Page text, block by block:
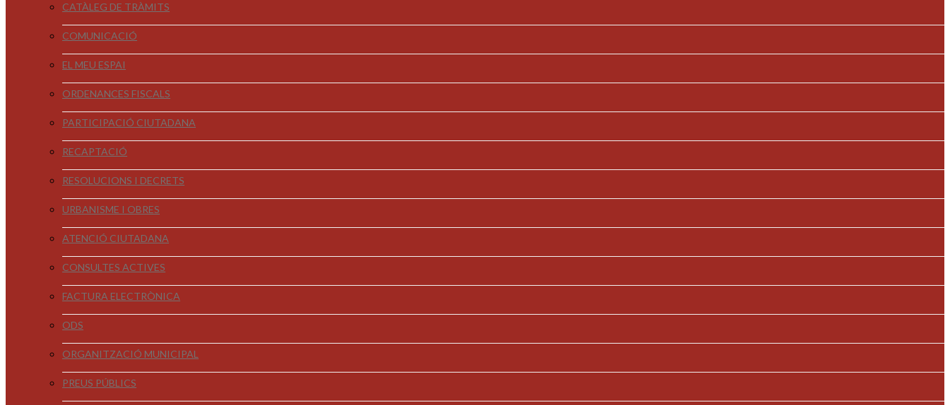
CATÀLEG DE TRÀMITS
COMUNICACIÓ
EL MEU ESPAI
ORDENANCES FISCALS
PARTICIPACIÓ CIUTADANA
RECAPTACIÓ
RESOLUCIONS I DECRETS
URBANISME I OBRES
ATENCIÓ CIUTADANA
CONSULTES ACTIVES
FACTURA ELECTRÒNICA
ODS
ORGANITZACIÓ MUNICIPAL
PREUS PÚBLICS